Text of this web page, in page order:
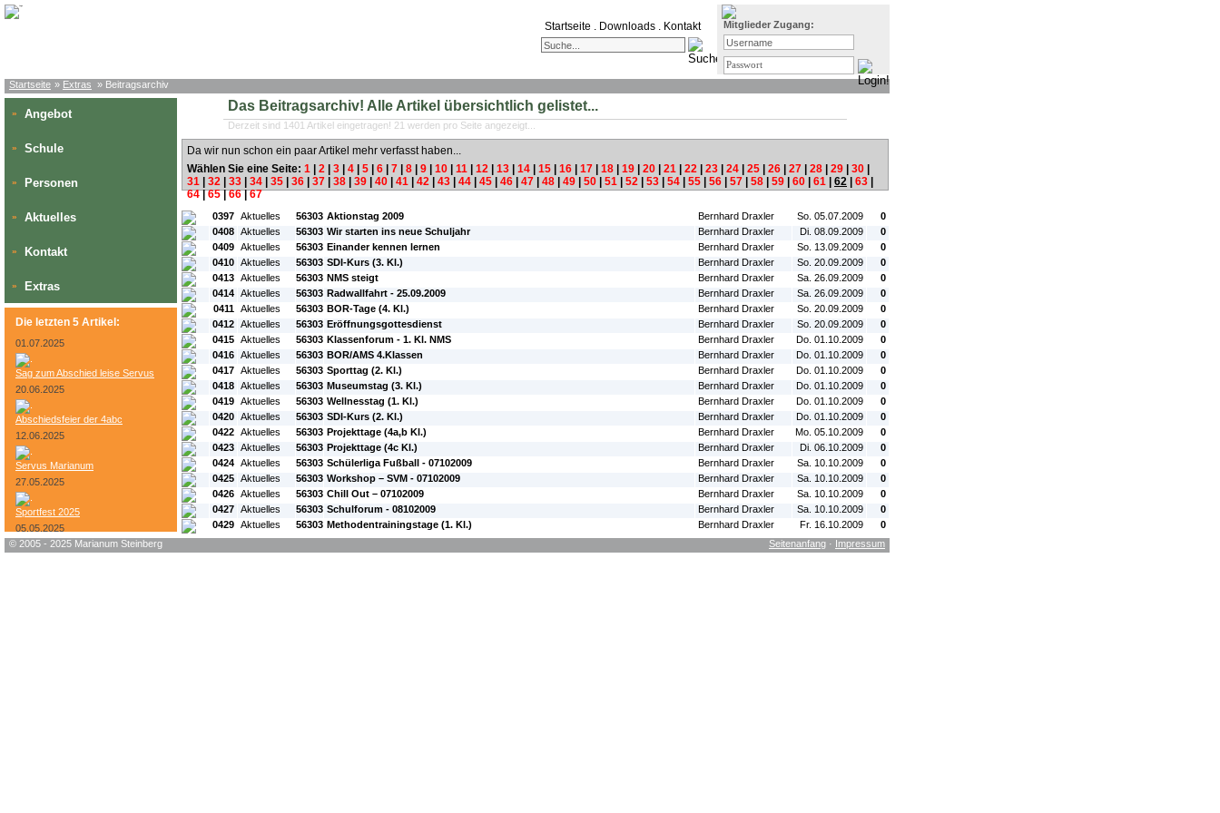
Startseite . Downloads . Kontakt Mitglieder Zugang:
Startseite » Extras » Beitragsarchiv
» Angebot
» Schule
» Personen
» Aktuelles
» Kontakt
» Extras
Die letzten 5 Artikel:
01.07.2025
Sag zum Abschied leise Servus
20.06.2025
Abschiedsfeier der 4abc
12.06.2025
Servus Marianum
27.05.2025
Sportfest 2025
05.05.2025
Das Beitragsarchiv! Alle Artikel übersichtlich gelistet...
Derzeit sind 1401 Artikel eingetragen! 21 werden pro Seite angezeigt...
Da wir nun schon ein paar Artikel mehr verfasst haben...
Wählen Sie eine Seite: 1 2 3 4 5 6 7 8 9 10 11 12 13 14 15 16 17 18 19 20 21 22 23 24 25 26 27 28 29 30
31
32 33 34 35 36 37 38 39 40 41 42 43 44 45 46 47 48 49 50 51 52 53 54 55 56 57 58 59 60 61 62 63
64|65|66|67
#L: #ID: #Rubrik:
0397 Aktuelles 56303 Aktionstag 2009 Bernhard Draxler So. 05.07.2009
0
0408 Aktuelles 56303 Wir starten ins neue Schuljahr Bernhard Draxler Di. 08.09.2009
0
0409 Aktuelles 56303 Einander kennen lernen Bernhard Draxler So. 13.09.2009
0
0410 Aktuelles 56303 SDI-Kurs (3. Kl.) Bernhard Draxler So. 20.09.2009
0
0413 Aktuelles 56303 NMS steigt Bernhard Draxler Sa. 26.09.2009
0
0414 Aktuelles 56303 Radwallfahrt - 25.09.2009 Bernhard Draxler Sa. 26.09.2009
0
0411 Aktuelles 56303 BOR-Tage (4. Kl.) Bernhard Draxler So. 20.09.2009
0
0412 Aktuelles 56303 Eröffnungsgottesdienst Bernhard Draxler So. 20.09.2009
0
0415 Aktuelles 56303 Klassenforum - 1. Kl. NMS Bernhard Draxler Do. 01.10.2009
0
0416 Aktuelles 56303 BOR/AMS 4.Klassen Bernhard Draxler Do. 01.10.2009
0
0417 Aktuelles 56303 Sporttag (2. Kl.) Bernhard Draxler Do. 01.10.2009
0
0418 Aktuelles 56303 Museumstag (3. Kl.) Bernhard Draxler Do. 01.10.2009
0
0419 Aktuelles 56303 Wellnesstag (1. Kl.) Bernhard Draxler Do. 01.10.2009
0
0420 Aktuelles 56303 SDI-Kurs (2. Kl.) Bernhard Draxler Do. 01.10.2009
0
0422 Aktuelles 56303 Projekttage (4a,b Kl.) Bernhard Draxler Mo. 05.10.2009
0
0423 Aktuelles 56303 Projekttage (4c Kl.) Bernhard Draxler Di. 06.10.2009
0
0424 Aktuelles 56303 Schülerliga Fußball - 07102009 Bernhard Draxler Sa. 10.10.2009
0
0425 Aktuelles 56303 Workshop – SVM - 07102009 Bernhard Draxler Sa. 10.10.2009
0
0426 Aktuelles 56303 Chill Out – 07102009 Bernhard Draxler Sa. 10.10.2009
0
0427 Aktuelles 56303 Schulforum - 08102009 Bernhard Draxler Sa. 10.10.2009
0
0429 Aktuelles 56303 Methodentrainingstage (1. Kl.) Bernhard Draxler Fr. 16.10.2009
0
© 2005 - 2025 Marianum Steinberg
Seitenanfang · Impressum